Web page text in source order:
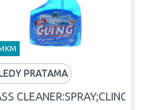
PK
PRATAMA